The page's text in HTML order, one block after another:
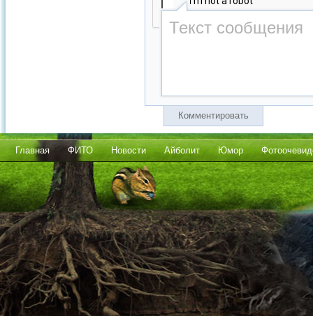
Комментировать
Главная ФИТО Новости Айболит Юмор